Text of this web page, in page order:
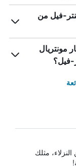
فيل من
مونتريال
فيل؟
مثلك